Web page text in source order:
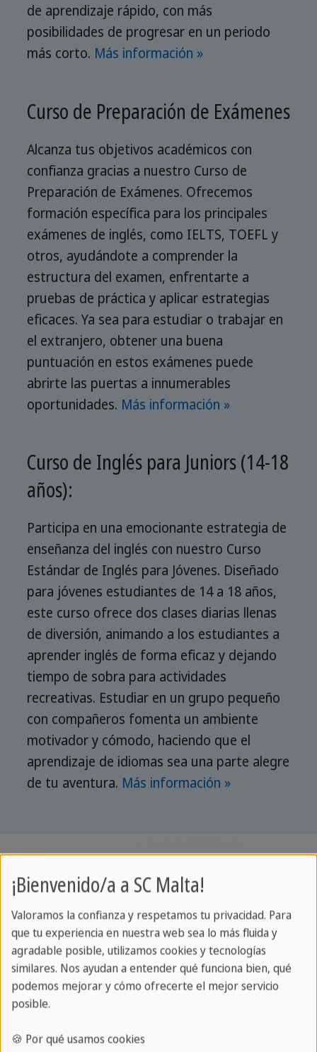
de aprendizaje rápido, con más
posibilidades de progresar en un periodo
más corto. Más información »
Curso de Preparación de Exámenes
Alcanza tus objetivos académicos con
confianza gracias a nuestro Curso de
Preparación de Exámenes. Ofrecemos
formación específica para los principales
exámenes de inglés, como IELTS, TOEFL y
otros, ayudándote a comprender la
estructura del examen, enfrentarte a
pruebas de práctica y aplicar estrategias
eficaces. Ya sea para estudiar o trabajar en
el extranjero, obtener una buena
puntuación en estos exámenes puede
abrirte las puertas a innumerables
oportunidades. Más información »
Curso de Inglés para Juniors (14-18
años):
Participa en una emocionante estrategia de
enseñanza del inglés con nuestro Curso
Estándar de Inglés para Jóvenes. Diseñado
para jóvenes estudiantes de 14 a 18 años,
este curso ofrece dos clases diarias llenas
de diversión, animando a los estudiantes a
aprender inglés de forma eficaz y dejando
tiempo de sobra para actividades
recreativas. Estudiar en un grupo pequeño
con compañeros fomenta un ambiente
motivador y cómodo, haciendo que el
aprendizaje de idiomas sea una parte alegre
de tu aventura. Más información »
estudios, Sprachcaffe Malta - David
tiene que decir sobre nuestra
metodología de enseñanza
¡Bienvenido/a a SC Malta!
Valoramos la confianza y respetamos tu privacidad. Para
que tu experiencia en nuestra web sea lo más fluida y
agradable posible, utilizamos cookies y tecnologías
similares. Nos ayudan a entender qué funciona bien, qué
podemos mejorar y cómo ofrecerte el mejor servicio
posible.
🍪 Por qué usamos cookies